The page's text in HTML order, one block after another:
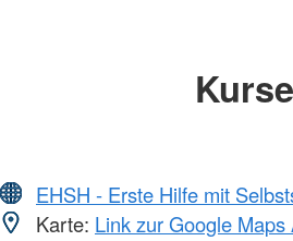
Kurse
EHSH - Erste Hilfe mit
Karte: Link zur Google Maps